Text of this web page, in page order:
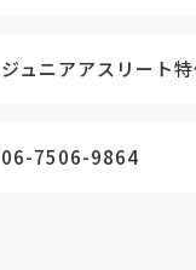
ジュニアアスリート
06-7506-9864